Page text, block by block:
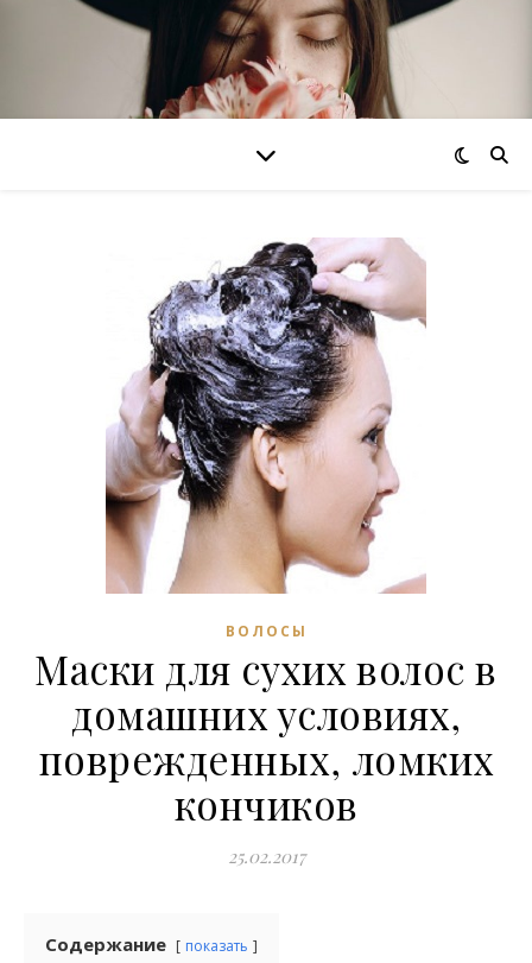
ВОЛОСЫ
Маски для сухих волос в
домашних условиях,
поврежденных, ломких
кончиков
25.02.2017
Содержание показать